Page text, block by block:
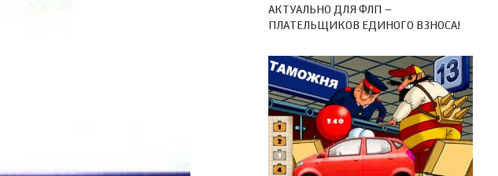
АКТУАЛЬНО ДЛЯ ФЛП –
ПЛАТЕЛЬЩИКОВ ЕДИНОГО ВЗНОСА!